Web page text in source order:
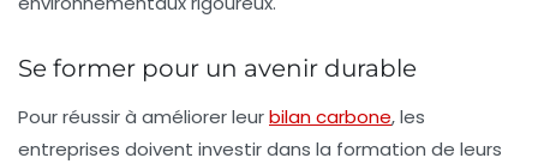
Se former pour un avenir durable
Pour réussir à améliorer leurbilan carbone, les
entreprises doivent investir dans la formation de leurs